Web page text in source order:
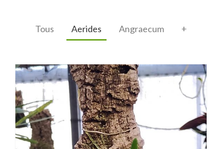
Tous Aerides Angraecum +